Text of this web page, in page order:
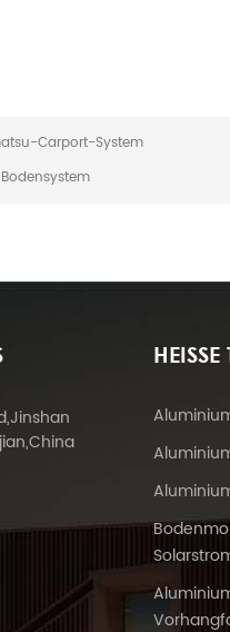
Carport-System
HEISSE